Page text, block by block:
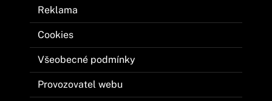
Reklama
Cookies
Všeobecné podmínky
Provozovatel webu